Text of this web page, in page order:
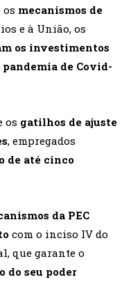
mecanismos de
e à União, os
os investimentos
pandemia de Covid-
os gatilhos de ajuste
, empregados
de até cinco
da PEC
com o inciso IV do
que garante o
do seu poder